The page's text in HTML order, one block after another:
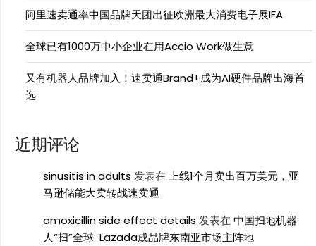
阿里速卖通率中国品牌天团出征欧洲最大消费电子展IFA
全球已有1000万中小企业在用Accio Work做生意
又有机器人品牌加入！速卖通Brand+成为AI硬件品牌出海首
选
近期评论
sinusitis in adults 发表在上线1个月卖出百万美元，亚
马逊储能大卖转战速卖通
amoxicillin side effect details 发表在中国扫地机器
人“扫”全球 Lazada成品牌东南亚市场主阵地